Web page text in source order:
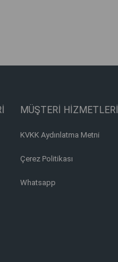
MÜŞTERİ HİZMETLERİ
KVKK Aydınlatma Metni
Çerez Politikası
Whatsapp